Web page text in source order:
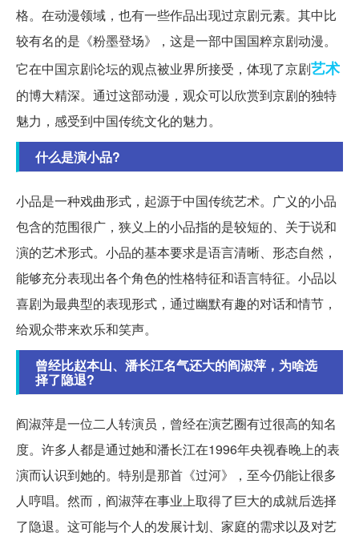
格。在动漫领域，也有一些作品出现过京剧元素。其中比
较有名的是《粉墨登场》，这是一部中国国粹京剧动漫。
它在中国京剧论坛的观点被业界所接受，体现了京剧艺术
的博大精深。通过这部动漫，观众可以欣赏到京剧的独特
魅力，感受到中国传统文化的魅力。
什么是演小品?
小品是一种戏曲形式，起源于中国传统艺术。广义的小品
包含的范围很广，狭义上的小品指的是较短的、关于说和
演的艺术形式。小品的基本要求是语言清晰、形态自然，
能够充分表现出各个角色的性格特征和语言特征。小品以
喜剧为最典型的表现形式，通过幽默有趣的对话和情节，
给观众带来欢乐和笑声。
曾经比赵本山、潘长江名气还大的阎淑萍，为啥选
择了隐退?
阎淑萍是一位二人转演员，曾经在演艺圈有过很高的知名
度。许多人都是通过她和潘长江在1996年央视春晚上的表
演而认识到她的。特别是那首《过河》，至今仍能让很多
人哼唱。然而，阎淑萍在事业上取得了巨大的成就后选择
了隐退。这可能与个人的发展计划、家庭的需求以及对艺